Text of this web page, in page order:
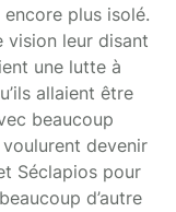
plus isolé.
vision leur disant
une lutte à
allaient être
beaucoup
voulurent devenir
Séclapios pour
d’autre